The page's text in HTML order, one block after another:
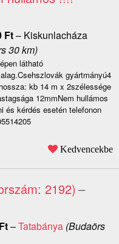
Ft– Kiskunlacháza
30 km)
látható
gyártmányú4
kb 14 m x 2szélessége
12mmNem hullámos
és kérdés esetén telefonon
Kedvencekbe
2192) –
Ft–Tatabánya(Budaörs